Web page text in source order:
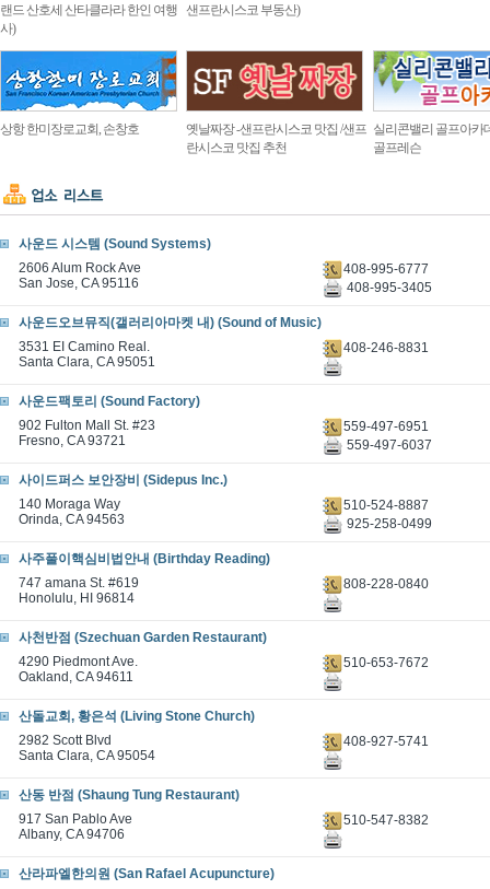
랜드 산호세 산타클라라 한인 여행
사)
샌프란시스코 부동산)
상항 한미장로교회, 손창호
옛날짜장 -샌프란시스코 맛집 /샌프
란시스코 맛집 추천
실리콘밸리 골프아카
골프레슨
사운드 시스템 (Sound Systems)
2606 Alum Rock Ave
San Jose, CA 95116
408-995-6777
408-995-3405
사운드오브뮤직(갤러리아마켓 내) (Sound of Music)
3531 EI Camino Real.
Santa Clara, CA 95051
408-246-8831
사운드팩토리 (Sound Factory)
902 Fulton Mall St. #23
Fresno, CA 93721
559-497-6951
559-497-6037
사이드퍼스 보안장비 (Sidepus Inc.)
140 Moraga Way
Orinda, CA 94563
510-524-8887
925-258-0499
사주풀이핵심비법안내 (Birthday Reading)
747 amana St. #619
Honolulu, HI 96814
808-228-0840
사천반점 (Szechuan Garden Restaurant)
4290 Piedmont Ave.
Oakland, CA 94611
510-653-7672
산돌교회, 황은석 (Living Stone Church)
2982 Scott Blvd
Santa Clara, CA 95054
408-927-5741
산동 반점 (Shaung Tung Restaurant)
917 San Pablo Ave
Albany, CA 94706
510-547-8382
산라파엘한의원 (San Rafael Acupuncture)